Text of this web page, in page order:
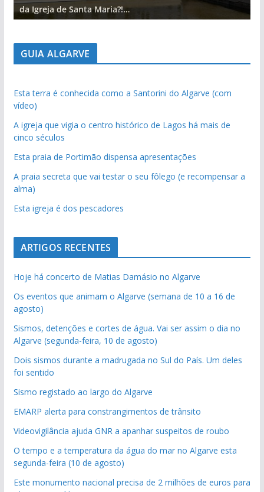
da Igreja de Santa Maria?!…
GUIA ALGARVE
Esta terra é conhecida como a Santorini do Algarve (com
vídeo)
A igreja que vigia o centro histórico de Lagos há mais de
cinco séculos
Esta praia de Portimão dispensa apresentações
A praia secreta que vai testar o seu fôlego (e recompensar a
alma)
Esta igreja é dos pescadores
ARTIGOS RECENTES
Hoje há concerto de Matias Damásio no Algarve
Os eventos que animam o Algarve (semana de 10 a 16 de
agosto)
Sismos, detenções e cortes de água. Vai ser assim o dia no
Algarve (segunda-feira, 10 de agosto)
Dois sismos durante a madrugada no Sul do País. Um deles
foi sentido
Sismo registado ao largo do Algarve
EMARP alerta para constrangimentos de trânsito
Videovigilância ajuda GNR a apanhar suspeitos de roubo
O tempo e a temperatura da água do mar no Algarve esta
segunda-feira (10 de agosto)
Este monumento nacional precisa de 2 milhões de euros para